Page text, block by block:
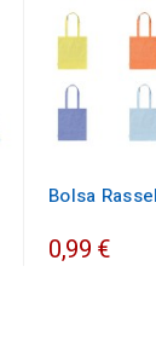
Bolsa Rassel
0,99 €